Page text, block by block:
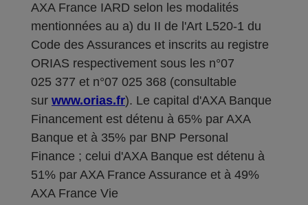
AXA France IARD selon les modalités
mentionnées au a) du II de l'Art L520-1 du
Code des Assurances et inscrits au registre
ORIAS respectivement sous les n°07
025 377 et n°07 025 368 (consultable
sur www.orias.fr). Le capital d'AXA Banque
Financement est détenu à 65% par AXA
Banque et à 35% par BNP Personal
Finance ; celui d'AXA Banque est détenu à
51% par AXA France Assurance et à 49%
AXA France Vie